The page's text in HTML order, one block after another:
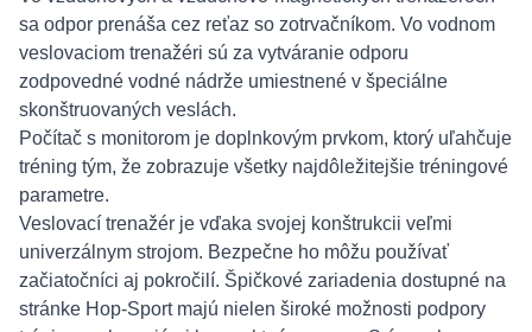
sa odpor prenáša cez reťaz so zotrvačníkom. Vo vodnom
veslovaciom trenažéri sú za vytváranie odporu
zodpovedné vodné nádrže umiestnené v špeciálne
skonštruovaných veslách.
Počítač s monitorom je doplnkovým prvkom, ktorý uľahčuje
tréning tým, že zobrazuje všetky najdôležitejšie tréningové
parametre.
Veslovací trenažér je vďaka svojej konštrukcii veľmi
univerzálnym strojom. Bezpečne ho môžu používať
začiatočníci aj pokročilí. Špičkové zariadenia dostupné na
stránke Hop-Sport majú nielen široké možnosti podpory